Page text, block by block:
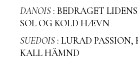
DANOIS : BEDRAGET
SOL OG KOLD HÆVN
SUEDOIS : LURAD PASSION,
KALL HÄMND